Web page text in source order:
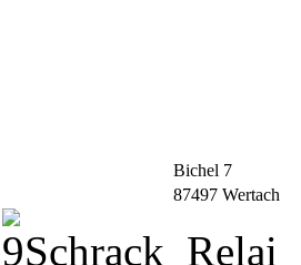
Bichel 7
87497 Wertach